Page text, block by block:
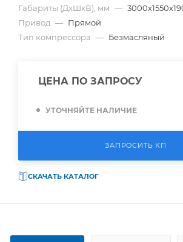
Габариты (ДхШхВ), мм —
Привод — Прямой
Тип компрессора — Безмасляный
ЦЕНА ПО ЗАПРОСУ
УТОЧНЯЙТЕ НАЛИЧИЕ
ЗАПРОСИТЬ КП
СКАЧАТЬ КАТАЛОГ